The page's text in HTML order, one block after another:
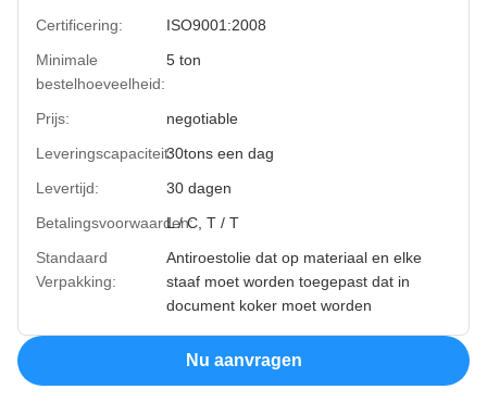
Certificering:
ISO9001:2008
Minimale
bestelhoeveelheid:
5 ton
Prijs:
negotiable
Leveringscapaciteit:30tons een dag
Levertijd:
30 dagen
Betalingsvoorwaarden:L / C, T / T
Standaard
Verpakking:
Antiroestolie dat op materiaal en elke
staaf moet worden toegepast dat in
document koker moet worden
Nu aanvragen